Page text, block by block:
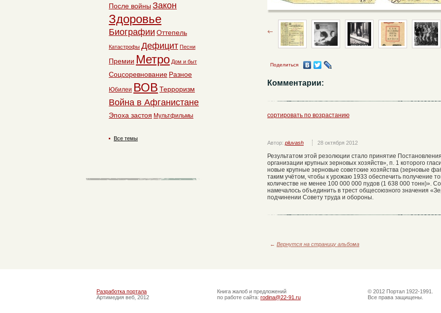
Поделиться
Комментарии:
сортировать по возрастанию
Автор: pluvash 28 октября 2012
Результатом этой резолюции стало принятие
организации крупных зерновых хозяйств», п. 1 которого
новые крупные зерновые советские хозяйства (зерновые
таким учётом, чтобы к урожаю 1933 обеспечить получение
количестве не менее 100 000 000 пудов (1 638 000 тонн)».
намечалось объединить в трест общесоюзного значения
подчинении Совету труда и обороны.
← Вернутся на страницу альбома
После войны Закон
Здоровье
Биографии Оттепель
Катастрофы Дефицит Песни
Премии Метро Дом и быт
Соцсоревнование Разное
Юбилеи ВОВ Терроризм
Война в Афганистане
Эпоха застоя Мультфильмы
Все темы
Разработка портала
Артимедия веб, 2012
Книга жалоб и предложений
по работе сайта: rodina@22-91.ru
© 2012 Портал 1922-1991.
Все права защищены.